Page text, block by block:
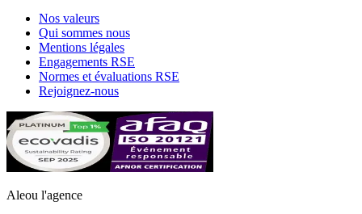
Nos valeurs
Qui sommes nous
Mentions légales
Engagements RSE
Normes et évaluations RSE
Rejoignez-nous
Aleou l'agence